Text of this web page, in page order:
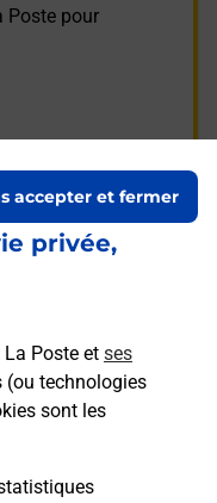
privée,
La Poste et ses
(ou technologies
sont les
accepter et fermer
Poste pour
avec
ce que